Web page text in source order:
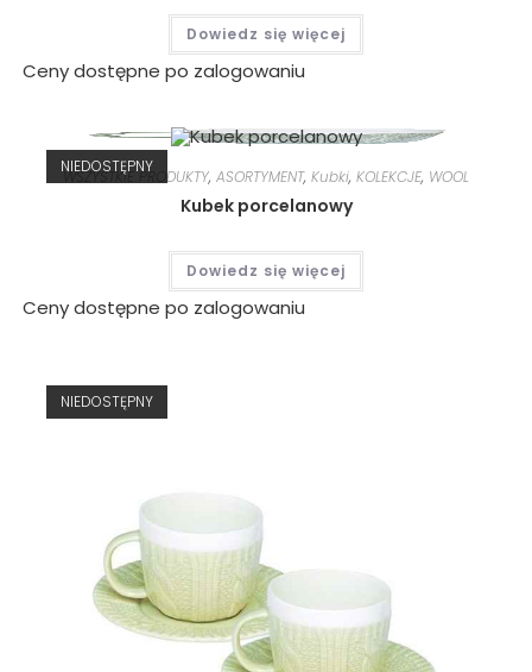
Dowiedz się więcej
Ceny dostępne po zalogowaniu
NIEDOSTĘPNY
WSZYSTKIE PRODUKTY, ASORTYMENT, Kubki, KOLEKCJE, WOOL
Kubek porcelanowy
Dowiedz się więcej
Ceny dostępne po zalogowaniu
NIEDOSTĘPNY